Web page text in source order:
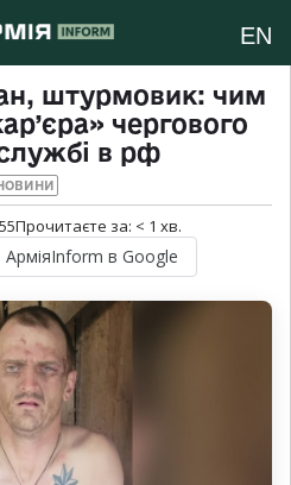
EN
штурмовик: чим
чергового
в рф
Прочитаєте за: < 1 хв.
АрміяInform в Google